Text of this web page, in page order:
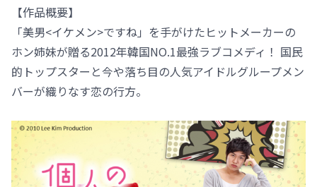
【作品概要】
「美男<イケメン>ですね」を手がけたヒットメーカーの
ホン姉妹が贈る2012年韓国NO.1最強ラブコメディ！ 国民
的トップスターと今や落ち目の人気アイドルグループメン
バーが織りなす恋の行方。